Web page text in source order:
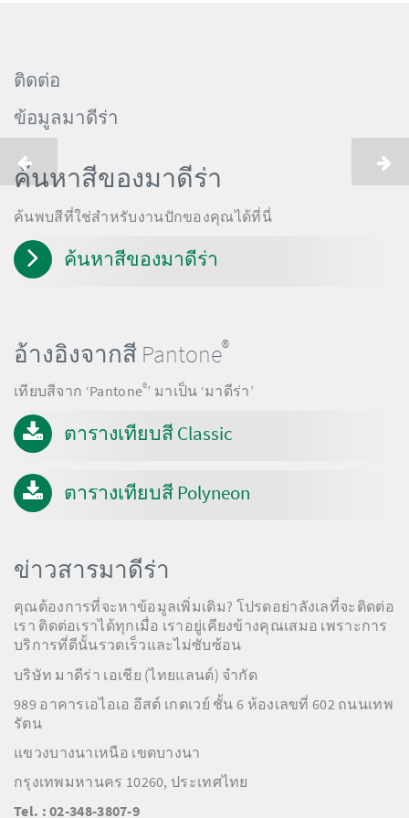
ติดต่อ
ข้อมูลมาดีร่า
ค้นหาสีของมาดีร่า
ค้นพบสีที่ใช่สำหรับงานปักของคุณได้ที่นี่
ค้นหาสีของมาดีร่า
อ้างอิงจากสี Pantone®
เทียบสีจาก ‘Pantone®’ มาเป็น ‘มาดีร่า’
ตารางเทียบสี Classic
ตารางเทียบสี Polyneon
ข่าวสารมาดีร่า
คุณต้องการที่จะหาข้อมูลเพิ่มเติม? โปรดอย่าลังเลที่จะติดต่อ
เรา ติดต่อเราได้ทุกเมื่อ เราอยู่เคียงข้างคุณเสมอ เพราะการ
บริการที่ดีนั้นรวดเร็วและไม่ซับซ้อน
บริษัท มาดีร่า เอเชีย (ไทยแลนด์) จำกัด
989 อาคารเอไอเอ อีสต์ เกตเวย์ ชั้น 6 ห้องเลขที่ 602 ถนนเทพ
รัตน
แขวงบางนาเหนือ เขตบางนา
กรุงเทพมหานคร 10260, ประเทศไทย
Tel. : 02-348-3807-9